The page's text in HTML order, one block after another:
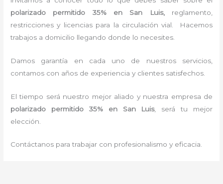
polarizado permitido 35%
en San Luis, reglamento,
restricciones y licencias para la circulación vial. Hacemos
trabajos a domicilio llegando donde lo necesites.
Damos garantía en cada uno de nuestros servicios,
contamos con años de experiencia y clientes satisfechos.
El tiempo será nuestro mejor aliado y nuestra empresa de
polarizado permitido 35%en San Luis, será tu mejor
elección.
Contáctanos para trabajar con profesionalismo y eficacia.